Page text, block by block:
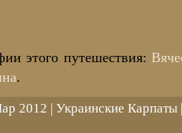
этого путешествия:
.
2012 | Украинские Карпаты